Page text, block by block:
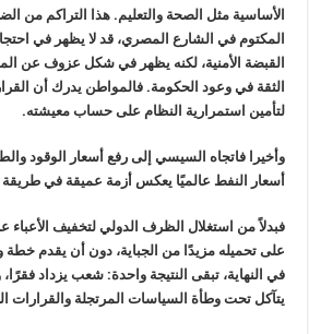
الأساسية مثل الصحة والتعليم. هذا التراكم من
المكتوم في الشارع المصري، قد لا يظهر في
القبضة الأمنية، لكنه يظهر في شكل عزوف عن
الثقة في وعود الحكومة. فالمواطن يدرك أن
لتأمين استمرارية النظام على حساب معيشته.
وأخيرا فاتجاه السيسي إلى رفع أسعار الوقود
أسعار النفط عالميًا يعكس أزمة عميقة في طريقة
فبدلاً من استغلال الظرف الدولي لتخفيف
على تحميله مزيدًا من الجباية، دون أن يقدم خطة
في النهاية، تبقى النتيجة واحدة: شعب يزداد
يتآكل تحت وطأة السياسات المرتجلة والقرارات